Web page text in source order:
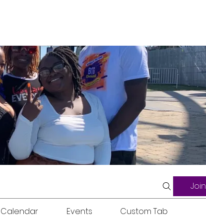
Join
Events Custom Tab